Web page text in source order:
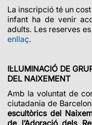
La inscripció té un
infant ha de venir
adults. Les reserves
enllaç.
IL·LUMINACIÓ DE
DEL NAIXEMENT
Amb la voluntat de
ciutadania de
escultòrics del
de l’Adoració dels